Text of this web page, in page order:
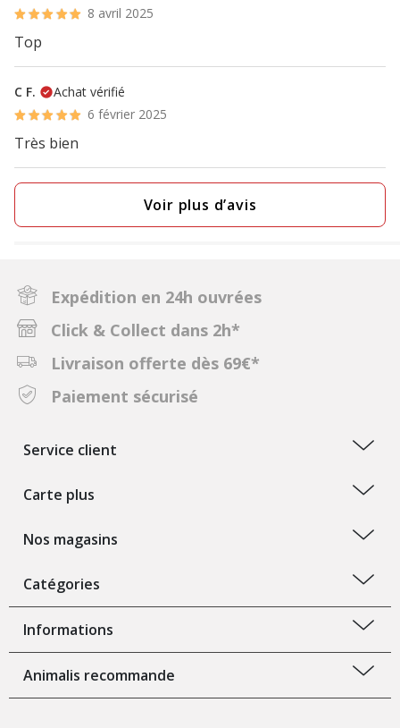
8 avril 2025
Top
C F.
Achat vérifié
6 février 2025
Très bien
Voir plus d’avis
Expédition en 24h ouvrées
Click & Collect dans 2h*
Livraison offerte dès 69€*
Paiement sécurisé
Service client
Carte plus
Nos magasins
Catégories
Informations
Animalis recommande